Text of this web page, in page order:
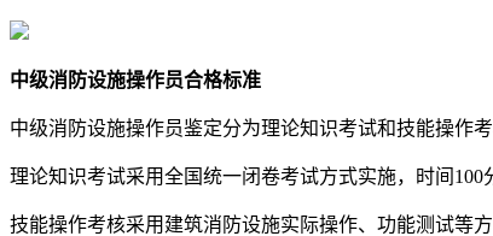
中级消防设施操作员合格标准
中级消防设施操作员鉴定分为理论知识考试和技能操作
理论知识考试采用全国统一闭卷考试方式实施，时间
技能操作考核采用建筑消防设施实际操作、功能测试等